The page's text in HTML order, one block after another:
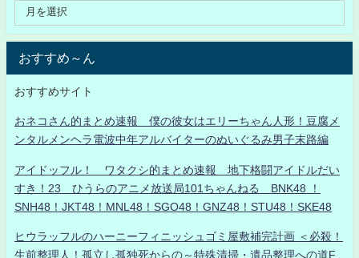
おすすめ～ん
おすすめサイト
おネコさん的まとめ速報 僕の彼女はエリーちゃん人形！豆腐メ
ンタルメンヘラ電波中年アルバイターのぬいぐるみ男子末路編
アイドッフル！ ワタクシ的まとめ速報 地下格闘アイドルだい
すき！23 ひうらのアニメ放送局101ちゃんねる BNK48 ！
SNH48！JKT48！MNL48！SGO48！GNZ48！STU48！SKE48
ヒウラッフルのハーニーフィニッシュゴミ屋敷補完計画 ＜必殺！
生前整理人！孤立し孤独死からの～特殊清掃・遺品整理への道F